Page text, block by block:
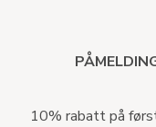
10% rabatt på